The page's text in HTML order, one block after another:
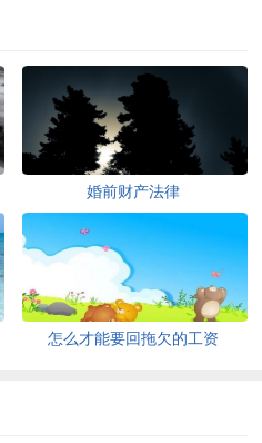
婚前财产法律
怎么才能要回拖欠的工资